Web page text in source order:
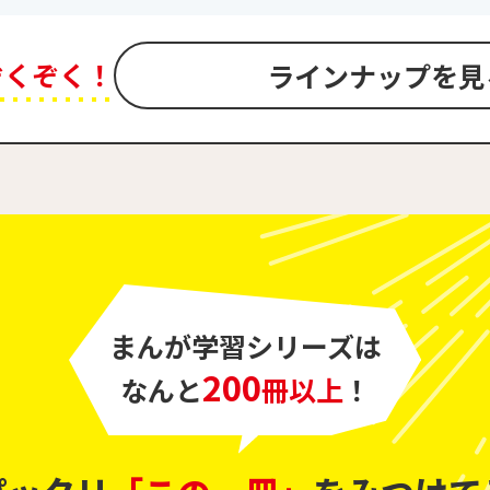
ぞく！ ラインナップを
まんが学習シリーズは
なんと200冊以上！